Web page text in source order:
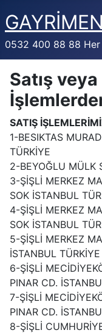
0532 400 88 88 Her
Satış
SATIŞ
1-BESIKTAS
TÜRKİYE
2-BEYOĞLU MÜLK
3-ŞİŞLİ MERKEZ
SOK İSTANBUL
4-ŞİŞLİ MERKEZ
SOK İSTANBUL
5-ŞİŞLİ MERKEZ
İSTANBUL TÜRKİYE
6-ŞİŞLİ
PINAR CD.
7-ŞİŞLİ
PINAR CD.
8-ŞİŞLİ